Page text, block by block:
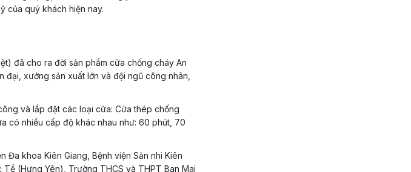
của quý khách hiện nay.
đã cho ra đời sản phẩm cửa chống cháy An
xưởng sản xuất lớn và đội ngũ công nhân,
và lắp đặt các loại cửa: Cửa thép chống
có nhiều cấp độ khác nhau như: 60 phút, 70
khoa Kiên Giang, Bệnh viện Sản nhi Kiên
(Hưng Yên), Trường THCS và THPT Ban Mai